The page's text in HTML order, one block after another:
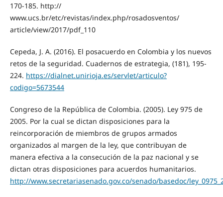
170-185. http://
www.ucs.br/etc/revistas/index.php/rosadosventos/
article/view/2017/pdf_110
Cepeda, J. A. (2016). El posacuerdo en Colombia y los nuevos
retos de la seguridad. Cuadernos de estrategia, (181), 195-
224. https://dialnet.unirioja.es/servlet/articulo?
codigo=5673544
Congreso de la República de Colombia. (2005). Ley 975 de
2005. Por la cual se dictan disposiciones para la
reincorporación de miembros de grupos armados
organizados al margen de la ley, que contribuyan de
manera efectiva a la consecución de la paz nacional y se
dictan otras disposiciones para acuerdos humanitarios.
http://www.secretariasenado.gov.co/senado/basedoc/